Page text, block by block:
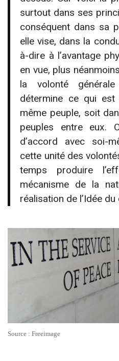
surtout dans ses
conséquent dans sa
elle vise, dans la
à-dire à l’avantage
en vue, plus
la volonté
détermine ce qui
même peuple, soit
peuples entre eux.
d’accord avec soi-
cette unité des
temps produire
mécanisme de la
réalisation de l’Idée
Source : Freeimage